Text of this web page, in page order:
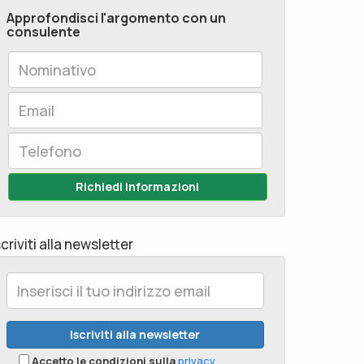
Approfondisci l'argomento con un
consulente
Richiedi Informazioni
alla newsletter
Accetto le condizioni sullaprivacy